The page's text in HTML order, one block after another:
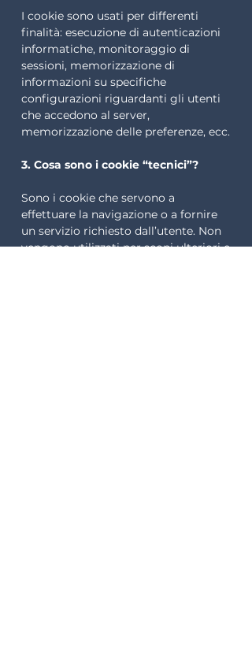
I cookie sono usati per differenti
finalità: esecuzione di autenticazioni
informatiche, monitoraggio di
sessioni, memorizzazione di
informazioni su specifiche
configurazioni riguardanti gli utenti
che accedono al server,
memorizzazione delle preferenze, ecc.
3. Cosa sono i cookie “tecnici”?
Sono i cookie che servono a
effettuare la navigazione o a fornire
un servizio richiesto dall’utente. Non
vengono utilizzati per scopi ulteriori e